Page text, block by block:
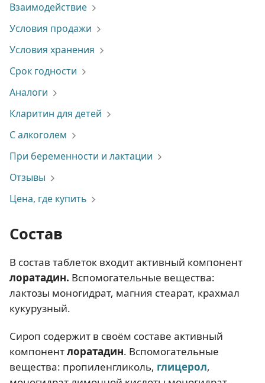
Взаимодействие
Условия продажи
Условия хранения
Срок годности
Аналоги
Кларитин для детей
С алкоголем
При беременности и лактации
Отзывы
Цена, где купить
Состав
В состав таблеток входит активный компонент
лоратадин. Вспомогательные вещества:
лактозы моногидрат, магния стеарат, крахмал
кукурузный.
Сироп содержит в своём составе активный
компонентлоратадин. Вспомогательные
вещества: пропиленгликоль, глицерол,